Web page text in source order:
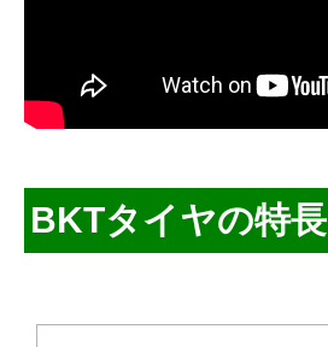
BKTタイヤの特長